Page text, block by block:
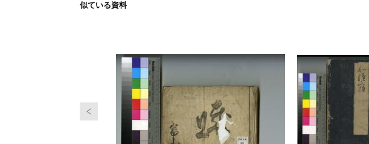
似ている資料